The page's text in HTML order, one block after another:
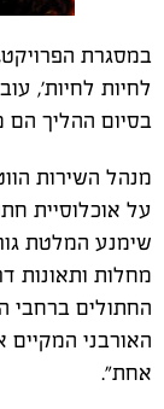
במסגרת
לחיות לחיות',
בסיום ההליך הם
מנהל השירות
על אוכלוסיית
שימנע המלטת
מחלות ותאונות
החתולים ברחבי
האורבני המקיים
אחת".